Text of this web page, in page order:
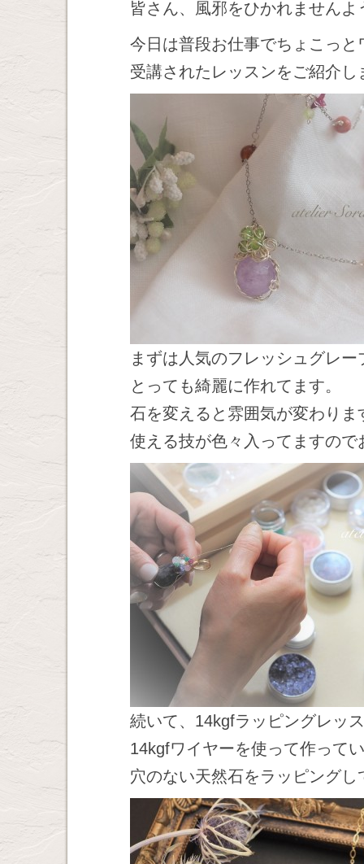
皆さん、風邪をひかれませんよ
今日は普段お仕事でちょこっ
受講されたレッスンをご紹介し
まずは人気のフレッシュグレ
とっても綺麗に作れてます。
石を変えると雰囲気が変わりま
使える技が色々入ってますの
続いて、14kgfラッピングレッ
14kgfワイヤーを使って作って
穴のない天然石をラッピング